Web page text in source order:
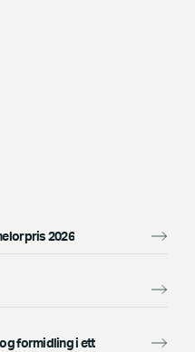
2026
formidling i ett